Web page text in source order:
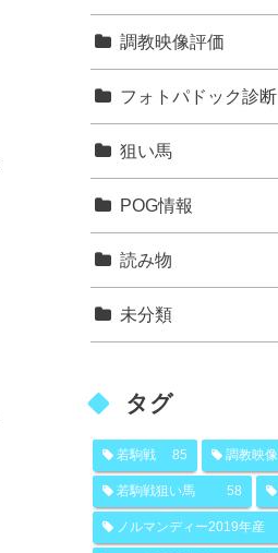
調教映像評価
フォトパドック診断
狙い馬
POG情報
読み物
未分類
タグ
若駒戦 85 調教映像
若駒戦狙い馬 58
ノルマンディー2019年産